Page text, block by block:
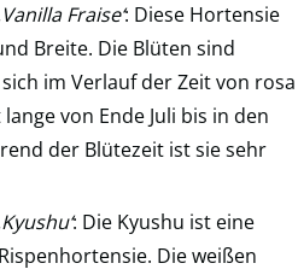
Fraise‘: Diese Hortensie
Breite. Die Blüten sind
im Verlauf der Zeit von rosa
von Ende Juli bis in den
der Blütezeit ist sie sehr
: Die Kyushu ist eine
Die weißen